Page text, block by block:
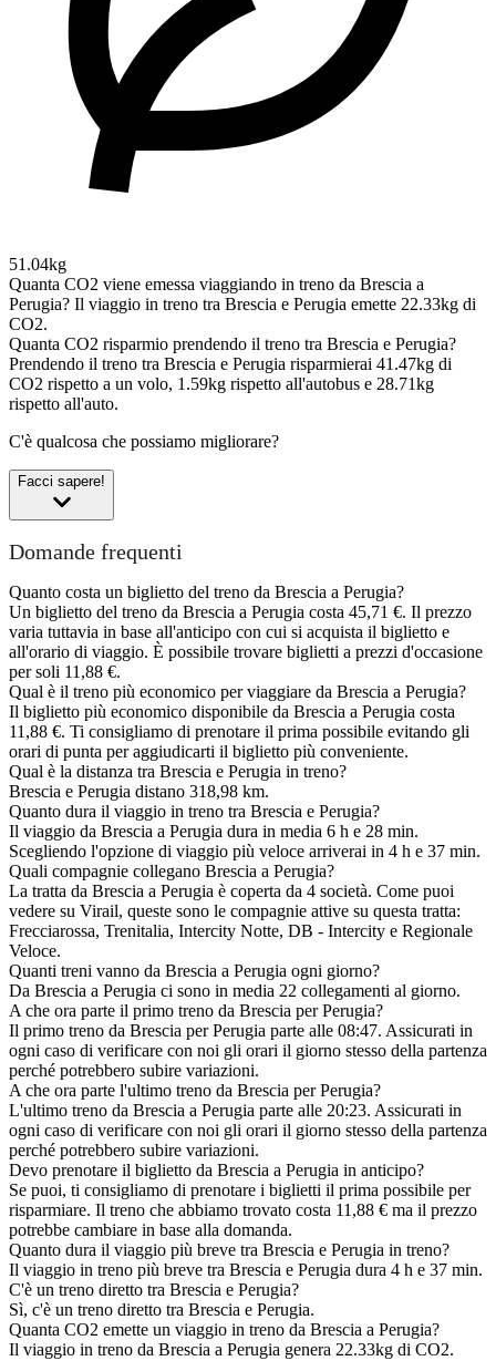
51.04kg
Quanta CO2 viene emessa viaggiando in treno da Brescia a
Perugia? Il viaggio in treno tra Brescia e Perugia emette 22.33kg di
CO2.
Quanta CO2 risparmio prendendo il treno tra Brescia e Perugia?
Prendendo il treno tra Brescia e Perugia risparmierai 41.47kg di
CO2 rispetto a un volo, 1.59kg rispetto all'autobus e 28.71kg
rispetto all'auto.
C'è qualcosa che possiamo migliorare?
Facci sapere!
Domande frequenti
Quanto costa un biglietto del treno da Brescia a Perugia?
Un biglietto del treno da Brescia a Perugia costa 45,71 €. Il prezzo
varia tuttavia in base all'anticipo con cui si acquista il biglietto e
all'orario di viaggio. È possibile trovare biglietti a prezzi d'occasione
per soli 11,88 €.
Qual è il treno più economico per viaggiare da Brescia a Perugia?
Il biglietto più economico disponibile da Brescia a Perugia costa
11,88 €. Ti consigliamo di prenotare il prima possibile evitando gli
orari di punta per aggiudicarti il biglietto più conveniente.
Qual è la distanza tra Brescia e Perugia in treno?
Brescia e Perugia distano 318,98 km.
Quanto dura il viaggio in treno tra Brescia e Perugia?
Il viaggio da Brescia a Perugia dura in media 6 h e 28 min.
Scegliendo l'opzione di viaggio più veloce arriverai in 4 h e 37 min.
Quali compagnie collegano Brescia a Perugia?
La tratta da Brescia a Perugia è coperta da 4 società. Come puoi
vedere su Virail, queste sono le compagnie attive su questa tratta:
Frecciarossa, Trenitalia, Intercity Notte, DB - Intercity e Regionale
Veloce.
Quanti treni vanno da Brescia a Perugia ogni giorno?
Da Brescia a Perugia ci sono in media 22 collegamenti al giorno.
A che ora parte il primo treno da Brescia per Perugia?
Il primo treno da Brescia per Perugia parte alle 08:47. Assicurati in
ogni caso di verificare con noi gli orari il giorno stesso della partenza
perché potrebbero subire variazioni.
A che ora parte l'ultimo treno da Brescia per Perugia?
L'ultimo treno da Brescia a Perugia parte alle 20:23. Assicurati in
ogni caso di verificare con noi gli orari il giorno stesso della partenza
perché potrebbero subire variazioni.
Devo prenotare il biglietto da Brescia a Perugia in anticipo?
Se puoi, ti consigliamo di prenotare i biglietti il prima possibile per
risparmiare. Il treno che abbiamo trovato costa 11,88 € ma il prezzo
potrebbe cambiare in base alla domanda.
Quanto dura il viaggio più breve tra Brescia e Perugia in treno?
Il viaggio in treno più breve tra Brescia e Perugia dura 4 h e 37 min.
C'è un treno diretto tra Brescia e Perugia?
Sì, c'è un treno diretto tra Brescia e Perugia.
Quanta CO2 emette un viaggio in treno da Brescia a Perugia?
Il viaggio in treno da Brescia a Perugia genera 22.33kg di CO2.